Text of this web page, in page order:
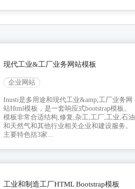
现代工业&工厂业务网站模板
企业网站
Inusti是多用途和现代工业&amp;工厂业务网
站Html模板，是一套响应式bootstrap模板。
模板非常合适结构,修复,杂工,工厂,工业,石油
和天然气和其他行业相关企业和建设服务。
主要特色括3家...
工业和制造工厂HTML Bootstrap模板